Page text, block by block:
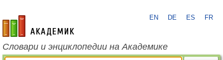
academic.ru
EN DE ES FR
Словари и энциклопедии на Академике